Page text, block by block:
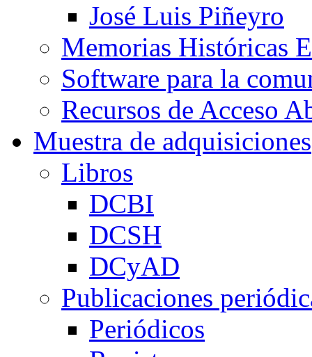
José Luis Piñeyro
Memorias Históricas
Software para la
Recursos de Acceso
Muestra de adquisiciones
Libros
DCBI
DCSH
DCyAD
Publicaciones
Periódicos